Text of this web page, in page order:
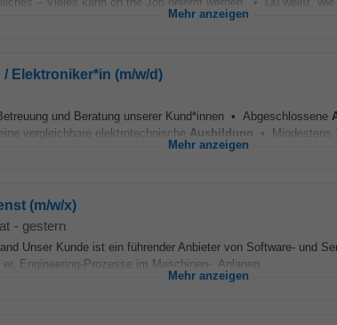
Mehr anzeigen
Elektroniker*in (m/w/d)
und Beratung unserer Kund*innen • Abgeschlossene
vergleichbare elektrotechnische Ausbildung • Mindestens
Mehr anzeigen
(m/w/x)
- gestern
Unser Kunde ist ein führender Anbieter von Software- und
Engineering-Prozesse im Maschinen-, Anlagen...
Mehr anzeigen